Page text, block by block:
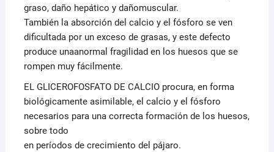
graso, daño hepático y dañomuscular.
También la absorción del calcio y el fósforo se ven
dificultada por un exceso de grasas, y este defecto
produce unaanormal fragilidad en los huesos que se
rompen muy fácilmente.
EL GLICEROFOSFATO DE CALCIO procura, en forma
biológicamente asimilable, el calcio y el fósforo
necesarios para una correcta formación de los huesos,
sobre todo
en períodos de crecimiento del pájaro.